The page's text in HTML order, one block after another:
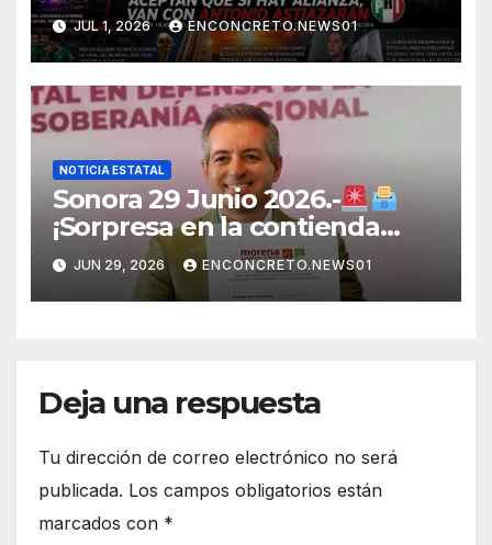
fortalecer una alianza
opositora rumbo a 2027 en
Sonora
JUL 1, 2026 ENCONCRETO.NEWS01
NOTICIA ESTATAL
Sonora 29 Junio 2026.-
¡Sorpresa en la contienda
rumbo a 2027! Omar Del Valle
entra de última hora a la
carrera en Sonora
JUN 29, 2026 ENCONCRETO.NEWS01
Deja una respuesta
Tu dirección de correo electrónico no será
publicada. Los campos obligatorios están
marcados con *